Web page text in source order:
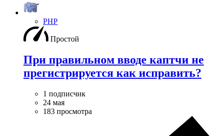
PHP
Простой
При правильном вводе каптчи не
прегистрируется как исправить?
1 подписчик
24 мая
183 просмотра